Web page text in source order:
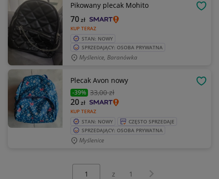
Pikowany plecak Mohito
KUP TERAZ
70zł
STAN: NOWY
SPRZEDAJĄCY: OSOBA PRYWATNA
Myślenice, Baranówka
Plecak Avon nowy
-39% 33,00 zł
KUP TERAZ
20zł
STAN: NOWY
CZĘSTO SPRZEDAJE
SPRZEDAJĄCY: OSOBA PRYWATNA
Myślenice
z 1 Następna strona